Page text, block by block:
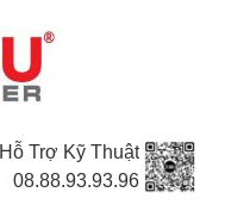
Hỗ Trợ Kỹ Thuật
08.88.93.93.96